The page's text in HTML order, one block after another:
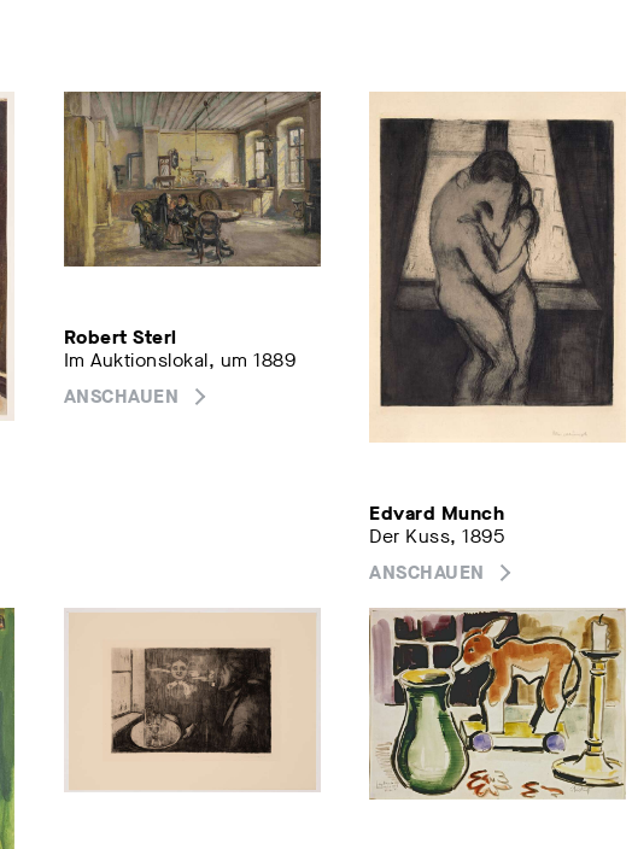
Robert Sterl
Im Auktionslokal, um 1889
ANSCHAUEN
Edvard Munch
Der Kuss, 1895
ANSCHAUEN